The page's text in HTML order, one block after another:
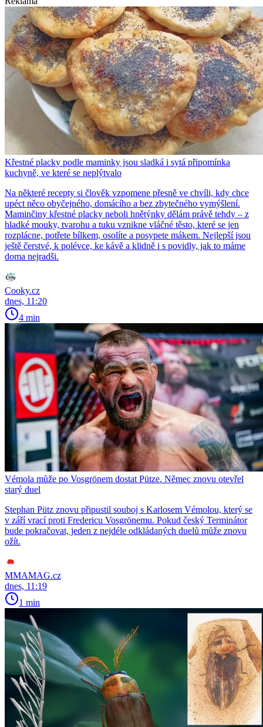
Křestné placky podle maminky jsou sladká i sytá připomínka
kuchyně, ve které se neplýtvalo
Na některé recepty si člověk vzpomene přesně ve chvíli, kdy chce
upéct něco obyčejného, domácího a bez zbytečného vymýšlení.
Maminčiny křestné placky neboli hnětýnky dělám právě tehdy – z
hladké mouky, tvarohu a tuku vznikne vláčné těsto, které se jen
rozplácne, potřete bílkem, osolíte a posypete mákem. Nejlepší jsou
ještě čerstvé, k polévce, ke kávě a klidně i s povidly, jak to máme
doma nejradši.
Cooky.cz
dnes, 11:20
4 min
Vémola může po Vosgrönem dostat Pütze. Němec znovu otevřel
starý duel
Stephan Pütz znovu připustil souboj s Karlosem Vémolou, který se
v září vrací proti Fredericu Vosgrönemu. Pokud český Terminátor
bude pokračovat, jeden z nejdéle odkládaných duelů může znovu
ožít.
MMAMAG.cz
dnes, 11:19
1 min